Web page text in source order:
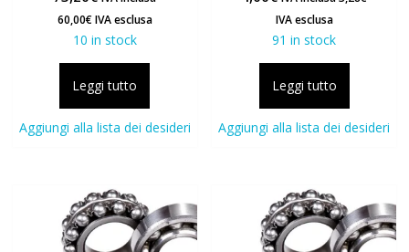
60,00€IVA esclusa
10 in stock
Leggi tutto
Aggiungi alla lista dei desideri
IVA esclusa
91 in stock
Leggi tutto
Aggiungi alla lista dei desideri